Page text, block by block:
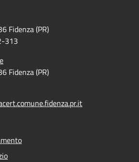
Fidenza (PR)
313
Fidenza (PR)